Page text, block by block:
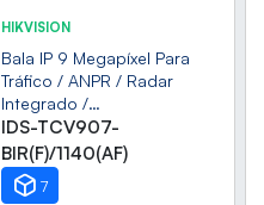
HIKVISION
Bala IP 9 Megapíxel Para
Tráfico / ANPR / Radar
Integrado /
Reconocimiento y Captura
de Placas Vehiculares para
Trafico de Alta Velocidad /
IP65 / Lente Mot. 11 a 44
IDS-TCV907-
BIR(F)/1140(AF)
7